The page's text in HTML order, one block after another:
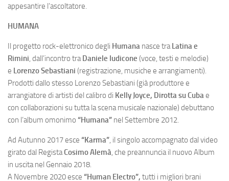
appesantire l’ascoltatore.
HUMANA
Il progetto rock-elettronico degli Humana nasce traLatina e
Rimini, dall’incontro traDaniele Iudicone (voce, testi e melodie)
e Lorenzo Sebastiani (registrazione, musiche e arrangiamenti).
Prodotti dallo stesso Lorenzo Sebastiani (già produttore e
arrangiatore di artisti del calibro di Kelly Joyce, Dirotta su Cubae
con collaborazioni su tutta la scena musicale nazionale) debuttano
con l’album omonimo “Humana” nel Settembre 2012.
Ad Autunno 2017 esce “Karma”, il singolo accompagnato dal video
girato dal RegistaCosimo Alemà, che preannuncia il nuovo Album
in uscita nel Gennaio 2018.
A Novembre 2020 esce “Human Electro”, tutti i migliori brani